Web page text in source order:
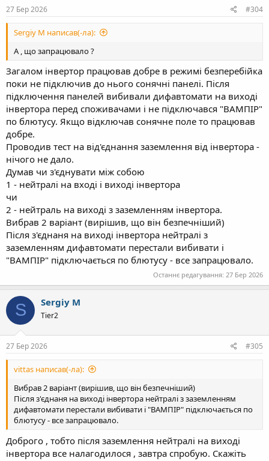
27 Бер 2026 #304
Sergiy M написав(-ла):
А , що запрацювало ?
Загалом інвертор працював добре в режимі безперебійка
поки не підключив до нього сонячні панелі. Після
підключення панелей вибивали дифавтомати на виході
інвертора перед споживачами і не підключався "ВАМПІР"
по блютусу. Якщо відключав сонячне поле то працював
добре.
Проводив тест на від'єднання заземлення від інвертора -
нічого не дало.
Думав чи з'єднувати між собою
1 - нейтралі на вході і виході інвертора
чи
2 - нейтраль на виході з заземленням інвертора.
Вибрав 2 варіант (вирішив, що він безпечніший)
Після з'єднаня на виході інвертора нейтралі з
заземленням дифавтомати перестали вибивати і
"ВАМПІР" підключається по блютусу - все запрацювало.
Останнє редагування: 27 Бер 2026
S Sergiy M
Tier2
27 Бер 2026 #305
vittas написав(-ла):
Вибрав 2 варіант (вирішив, що він безпечніший)
Після з'єднаня на виході інвертора нейтралі з заземленням
дифавтомати перестали вибивати і "ВАМПІР" підключається по
блютусу - все запрацювало.
Доброго , тобто після заземлення нейтралі на виході
інвертора все налагодилося , завтра спробую. Cкажіть